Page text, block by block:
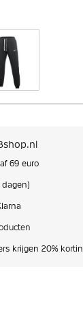
69 euro
dagen)
krijgen 20%